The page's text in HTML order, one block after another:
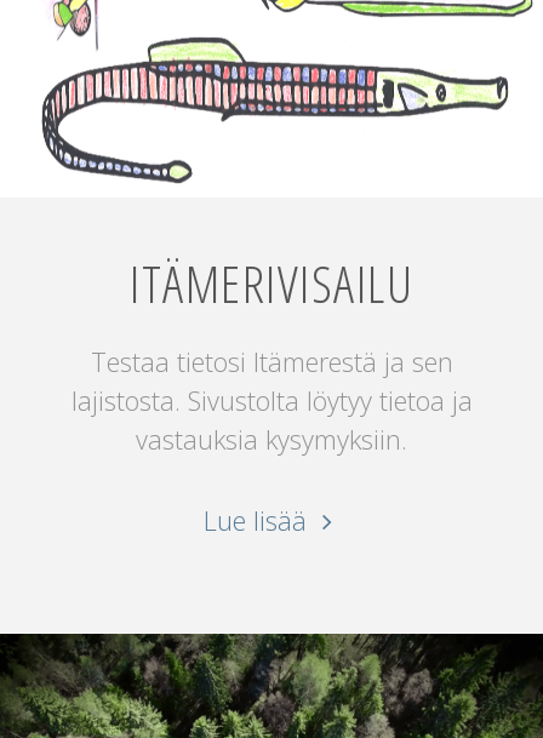
ITÄMERIVISAILU
Testaa tietosi Itämerestä ja sen
lajistosta. Sivustolta löytyy tietoa ja
vastauksia kysymyksiin.
Lue lisää "Itämerivisailu"